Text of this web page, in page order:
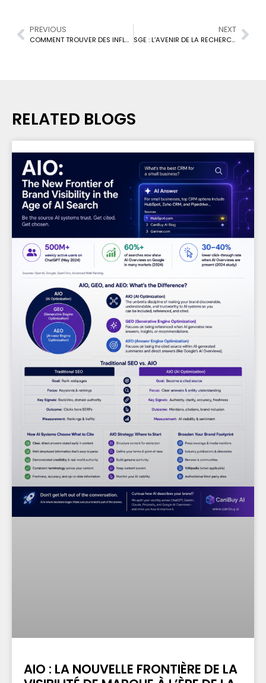
PREVIOUS
COMMENT TROUVER DES INFLUENCEURS IG AU CANADA : VOTRE GUIDE ULTIME
NEXT
SGE : L’AVENIR DE LA RECHERCHE EST ARRIVÉ POUR LES INFLUENCEURS ET LES MARQUES CANADIENS
RELATED BLOGS
AIO : LA NOUVELLE FRONTIÈRE DE LA